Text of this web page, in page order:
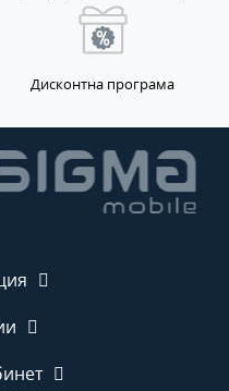
Дисконтна програма